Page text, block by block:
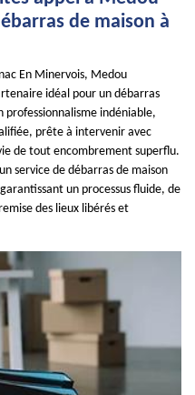
de maison à
En Minervois, Medou
idéal pour un débarras
indéniable,
prête à intervenir avec
de tout encombrement superflu.
service de débarras de maison
un processus fluide, de
des lieux libérés et